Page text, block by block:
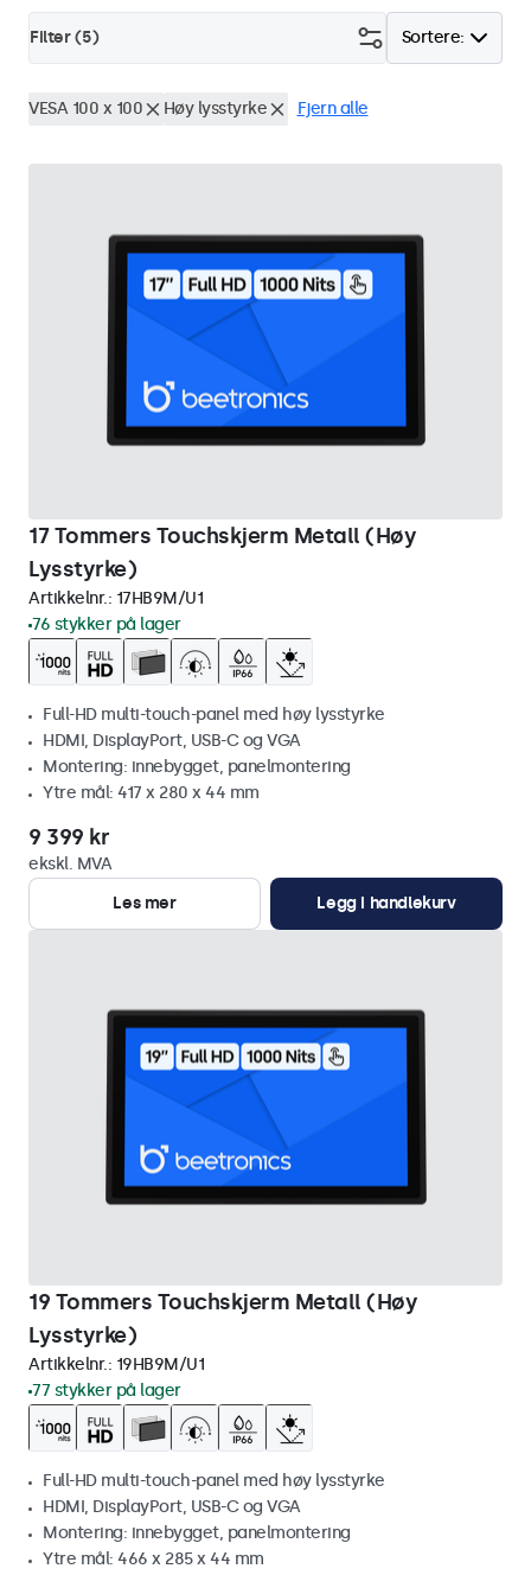
Sortere:
Filter (5)
VESA 100 x 100 Høy lysstyrke Fjern alle
17 Tommers Touchskjerm Metall (Høy
Lysstyrke)
Artikkelnr.: 17HB9M/U1
76 stykker på lager
Full-HD multi-touch-panel med høy lysstyrke
HDMI, DisplayPort, USB-C og VGA
Montering: innebygget, panelmontering
Ytre mål: 417 x 280 x 44 mm
9 399 kr
ekskl. MVA
Les mer
Legg i handlekurv
19 Tommers Touchskjerm Metall (Høy
Lysstyrke)
Artikkelnr.: 19HB9M/U1
77 stykker på lager
Full-HD multi-touch-panel med høy lysstyrke
HDMI, DisplayPort, USB-C og VGA
Montering: innebygget, panelmontering
Ytre mål: 466 x 285 x 44 mm